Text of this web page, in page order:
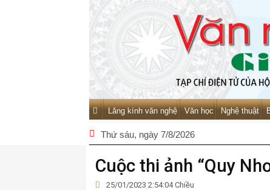
Lăng kính văn nghệ Văn học Nghệ thuật
Thứ sáu, ngày 7/8/2026
Cuộc thi ảnh “Quy
25/01/2023 2:54:04 Chiều